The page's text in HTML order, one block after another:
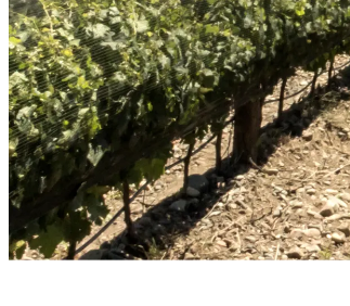
Argentinska vinregioner
Upptäck Argentinas vinregioner – kraftiga,